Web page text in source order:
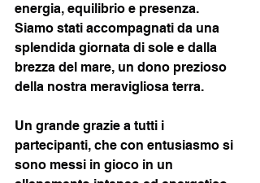
energia, equilibrio e presenza.
Siamo stati accompagnati da una
splendida giornata di sole e dalla
brezza del mare, un dono prezioso
della nostra meravigliosa terra.
Un grande grazie a tutti i
partecipanti, che con entusiasmo si
sono messi in gioco in un